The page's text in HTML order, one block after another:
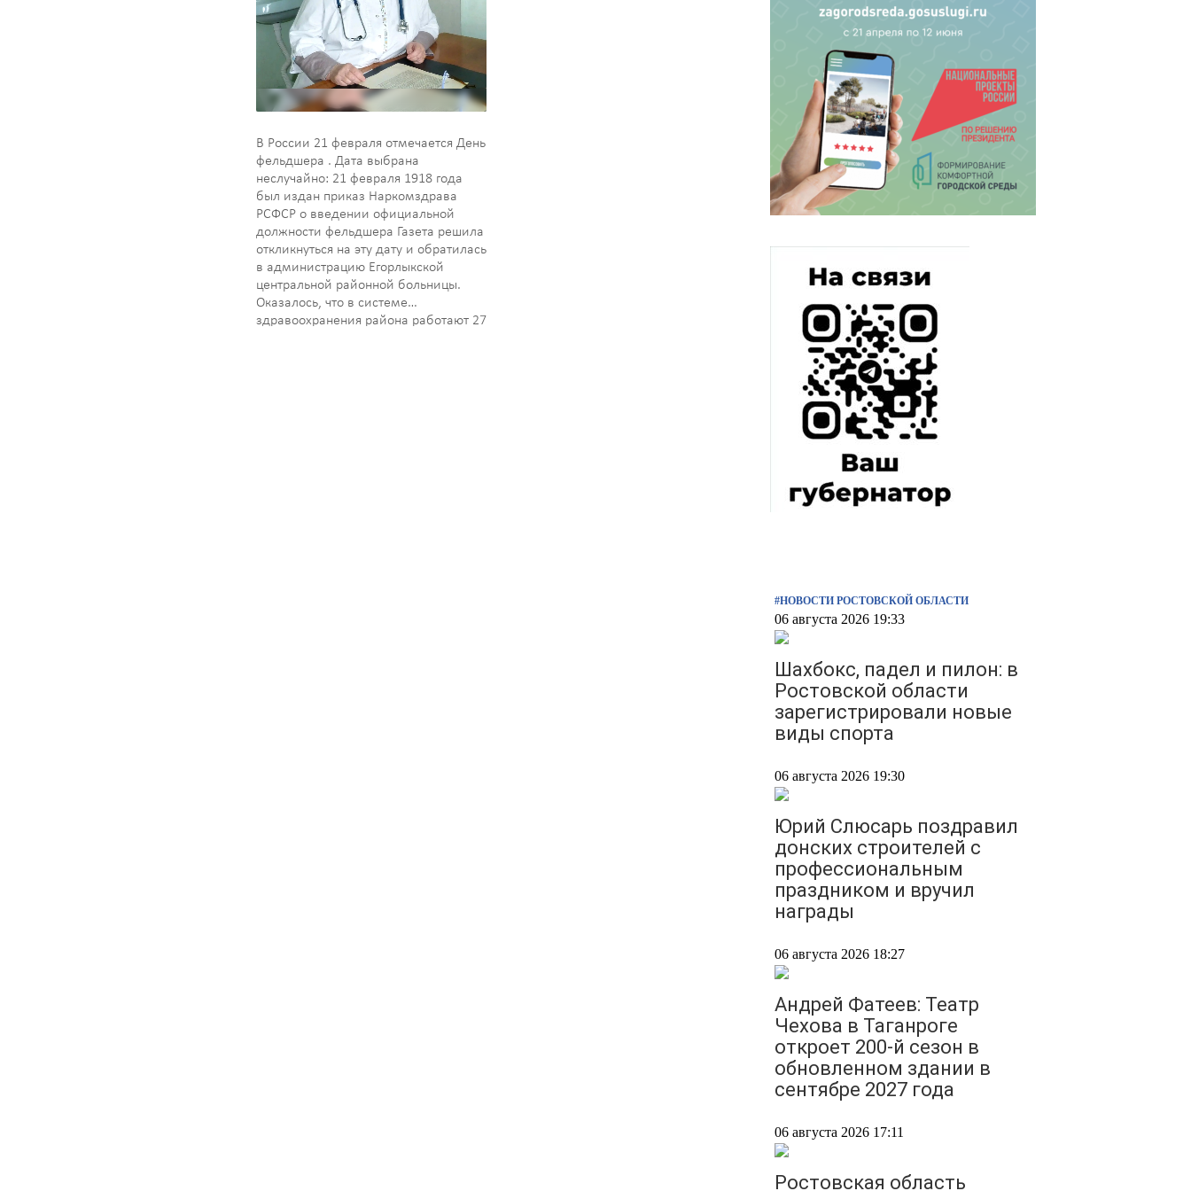
В России 21 февраля отмечается День
фельдшера . Дата выбрана
неслучайно: 21 февраля 1918 года
был издан приказ Наркомздрава
РСФСР о введении официальной
должности фельдшера Газета решила
откликнуться на эту дату и обратилась
в администрацию Егорлыкской
центральной районной больницы.
Оказалось, что в системе
здравоохранения района работают 27
#НОВОСТИ РОСТОВСКОЙ ОБЛАСТИ
06 августа 2026 19:33
Шахбокс, падел и пилон: в
Ростовской области
зарегистрировали новые
виды спорта
06 августа 2026 19:30
Юрий Слюсарь поздравил
донских строителей с
профессиональным
праздником и вручил
награды
06 августа 2026 18:27
Андрей Фатеев: Театр
Чехова в Таганроге
откроет 200-й сезон в
обновленном здании в
сентябре 2027 года
06 августа 2026 17:11
Ростовская область